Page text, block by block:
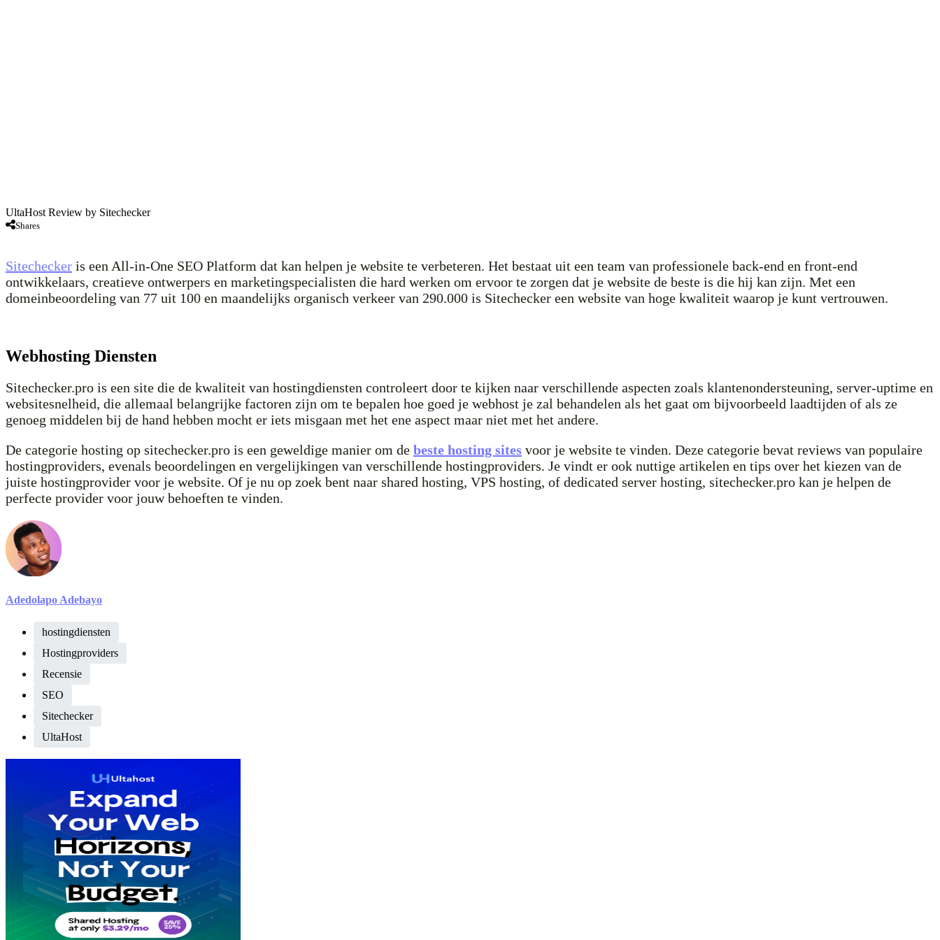
UltaHost Review by Sitechecker
Shares
Sitechecker is een All-in-One SEO Platform dat kan helpen je website te verbeteren. Het bestaat uit een team van professionele back-end en front-end
ontwikkelaars, creatieve ontwerpers en marketingspecialisten die hard werken om ervoor te zorgen dat je website de beste is die hij kan zijn. Met een
domeinbeoordeling van 77 uit 100 en maandelijks organisch verkeer van 290.000 is Sitechecker een website van hoge kwaliteit waarop je kunt vertrouwen.
Webhosting Diensten
Sitechecker.pro is een site die de kwaliteit van hostingdiensten controleert door te kijken naar verschillende aspecten zoals klantenondersteuning, server-uptime en
websitesnelheid, die allemaal belangrijke factoren zijn om te bepalen hoe goed je webhost je zal behandelen als het gaat om bijvoorbeeld laadtijden of als ze
genoeg middelen bij de hand hebben mocht er iets misgaan met het ene aspect maar niet met het andere.
De categorie hosting op sitechecker.pro is een geweldige manier om de beste hosting sites voor je website te vinden. Deze categorie bevat reviews van populaire
hostingproviders, evenals beoordelingen en vergelijkingen van verschillende hostingproviders. Je vindt er ook nuttige artikelen en tips over het kiezen van de
juiste hostingprovider voor je website. Of je nu op zoek bent naar shared hosting, VPS hosting, of dedicated server hosting, sitechecker.pro kan je helpen de
perfecte provider voor jouw behoeften te vinden.
Adedolapo Adebayo
hostingdiensten
Hostingproviders
Recensie
SEO
Sitechecker
UltaHost